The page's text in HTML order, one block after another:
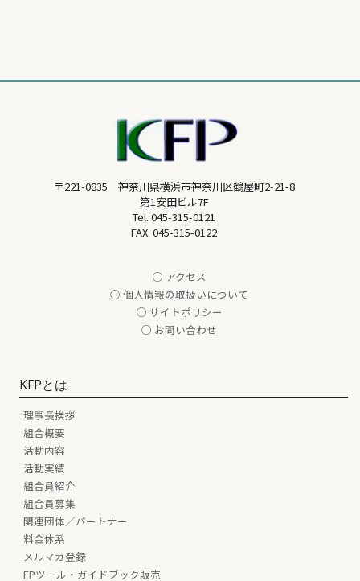
〒221-0835 神奈川県横浜市神奈川区鶴屋町2-21-8
第1安田ビル7F
Tel. 045-315-0121
FAX. 045-315-0122
○ アクセス
○ 個人情報の取扱いについて
○ サイトポリシー
○ お問い合わせ
KFPとは
理事長挨拶
組合概要
活動内容
活動実績
組合員紹介
組合員募集
関連団体／パートナー
料金体系
メルマガ登録
FPツール・ガイドブック販売